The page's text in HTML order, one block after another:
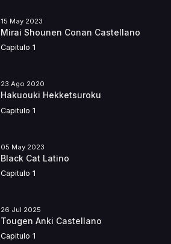
15 May 2023
Mirai Shounen Conan Castellano
Capitulo 1
23 Ago 2020
Hakuouki Hekketsuroku
Capitulo 1
05 May 2023
Black Cat Latino
Capitulo 1
26 Jul 2025
Tougen Anki Castellano
Capitulo 1